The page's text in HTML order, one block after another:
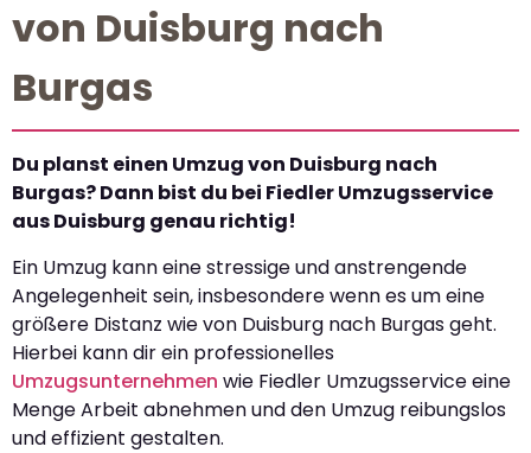
von Duisburg nach
Burgas
Du planst einen Umzug von Duisburg nach
Burgas? Dann bist du bei Fiedler Umzugsservice
aus Duisburg genau richtig!
Ein Umzug kann eine stressige und anstrengende
Angelegenheit sein, insbesondere wenn es um eine
größere Distanz wie von Duisburg nach Burgas geht.
Hierbei kann dir ein professionelles
Umzugsunternehmen wie Fiedler Umzugsservice eine
Menge Arbeit abnehmen und den Umzug reibungslos
und effizient gestalten.